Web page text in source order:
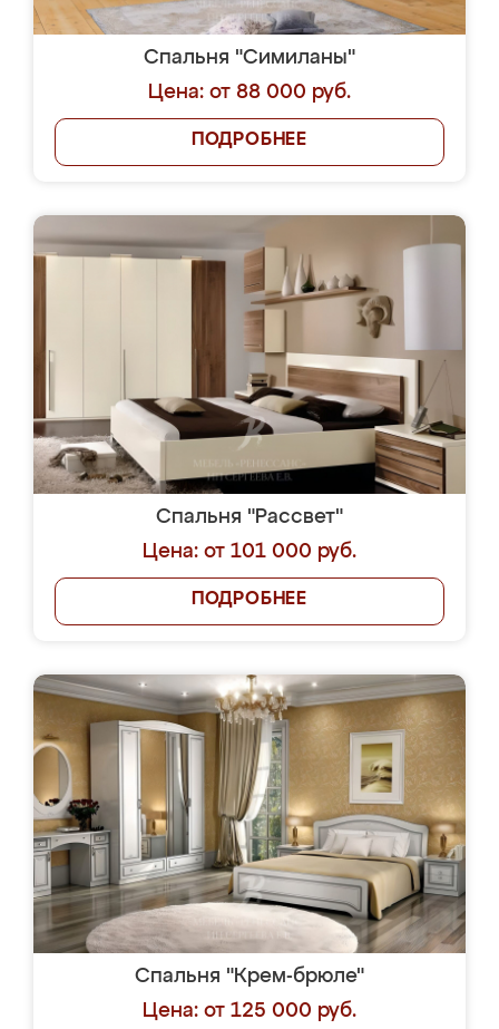
Спальня "Симиланы"
Цена: от 88 000 руб.
ПОДРОБНЕЕ
Спальня "Рассвет"
Цена: от 101 000 руб.
ПОДРОБНЕЕ
Спальня "Крем-брюле"
Цена: от 125 000 руб.